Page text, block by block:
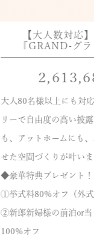
【大人数対応
『GRAND-グ
大人80名様以上にも対
リーで自由度の高い披
も、アットホームにも
せた空間づくりが叶いま
◆豪華特典プレゼント！
①挙式料80%オフ（外式
②新郎新婦様の前泊or当
100%オフ